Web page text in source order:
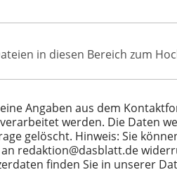
in diesen Bereich zum
Angaben aus dem
werden. Die Daten
gelöscht. Hinweis: Sie
redaktion@dasblatt.de
finden Sie in unserer